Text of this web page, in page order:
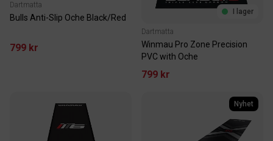
Dartmatta
Bulls Anti-Slip Oche Black/Red
799 kr
I lager
Dartmatta
Winmau Pro Zone Precision
PVC with Oche
799 kr
Nyhet